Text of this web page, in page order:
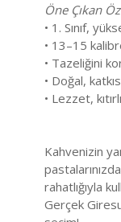
Öne Çıkan
• 1. Sınıf,
• 13–15
• Tazeliğini
• Doğal,
• Lezzet,
Kahvenizin
rahatlığıyla
Gerçek